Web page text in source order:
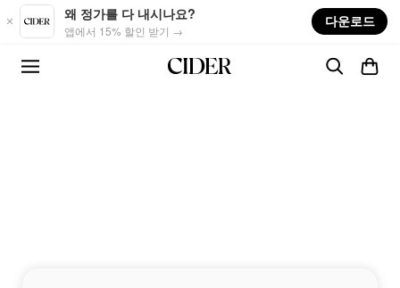
Skip to main content
왜 정가를 다 내시나요?
앱에서 15% 할인 받기 →
다운로드